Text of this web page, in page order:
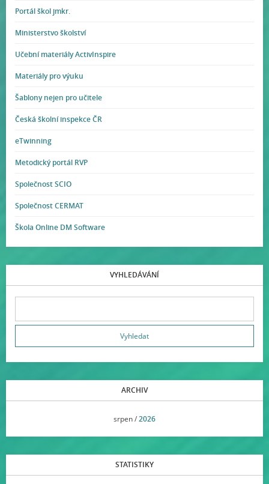
Portál škol jmkr.
Ministerstvo školství
Učební materiály ActivInspire
Materiály pro výuku
Šablony nejen pro učitele
Česká školní inspekce ČR
eTwinning
Metodický portál RVP
Společnost SCIO
Společnost CERMAT
Škola Online DM Software
VYHLEDÁVÁNÍ
ARCHIV
srpen /2026
STATISTIKY